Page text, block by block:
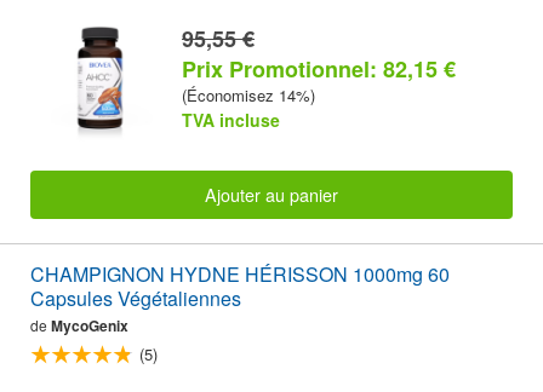
95,55 €
Prix Promotionnel: 82,15 €
(Économisez 14%)
TVA incluse
Ajouter au panier
CHAMPIGNON HYDNE HÉRISSON 1000mg 60
Capsules Végétaliennes
de MycoGenix
(5)